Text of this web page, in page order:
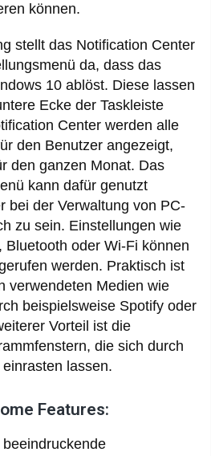
können.
stellt das Notification Center
da, dass das
10 ablöst. Diese lassen
Ecke der Taskleiste
Center werden alle
den Benutzer angezeigt,
den ganzen Monat. Das
kann dafür genutzt
bei der Verwaltung von PC-
zu sein. Einstellungen wie
Bluetooth oder Wi-Fi können
werden. Praktisch ist
verwendeten Medien wie
beispielsweise Spotify oder
Vorteil ist die
die sich durch
lassen.
Features: